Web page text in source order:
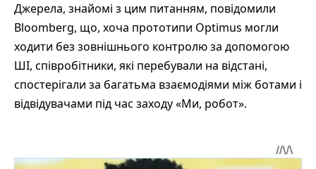
Джерела, знайомі з цим питанням, повідомили
Bloomberg, що, хоча прототипи Optimus могли
ходити без зовнішнього контролю за допомогою
ШІ, співробітники, які перебували на відстані,
спостерігали за багатьма взаємодіями між ботами і
відвідувачами під час заходу «Ми, робот».